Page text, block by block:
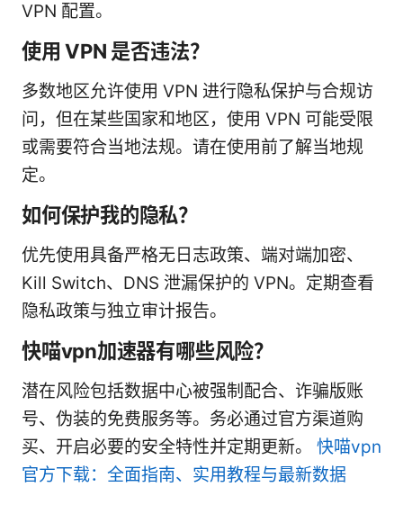
VPN 配置。
使用 VPN 是否违法？
多数地区允许使用 VPN 进行隐私保护与合规访
问，但在某些国家和地区，使用 VPN 可能受限
或需要符合当地法规。请在使用前了解当地规
定。
如何保护我的隐私？
优先使用具备严格无日志政策、端对端加密、
Kill Switch、DNS 泄漏保护的 VPN。定期查看
隐私政策与独立审计报告。
快喵vpn加速器有哪些风险？
潜在风险包括数据中心被强制配合、诈骗版账
号、伪装的免费服务等。务必通过官方渠道购
买、开启必要的安全特性并定期更新。 快喵vpn
官方下载：全面指南、实用教程与最新数据